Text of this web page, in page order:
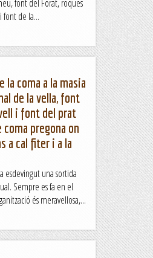
font del Forat, roques
font de la...
la coma a la masia
de la vella, font
i font del prat
pregona on
a cal fiter i a la
esdevingut una sortida
Sempre es fa en el
és meravellosa,...